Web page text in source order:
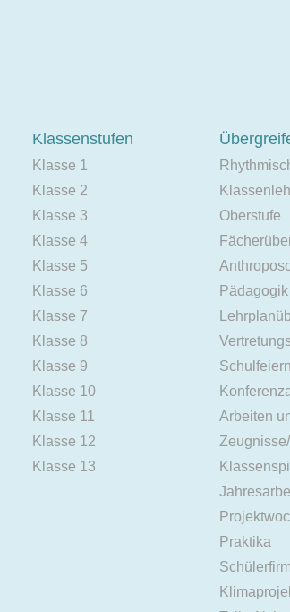
Klassenstufen
Klasse 1
Klasse 2
Klasse 3
Klasse 4
Klasse 5
Klasse 6
Klasse 7
Klasse 8
Klasse 9
Klasse 10
Klasse 11
Klasse 12
Klasse 13
Oberstufe
Pädagogik
Schulfeiern
Arbeiten
Praktika